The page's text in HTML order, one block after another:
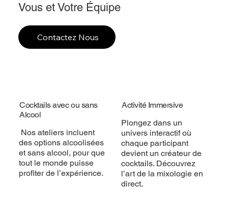
Vous et Votre Équipe
Contactez Nous
Cocktails avec ou sans
Alcool
Nos ateliers incluent
des options alcoolisées
et sans alcool, pour que
tout le monde puisse
profiter de l’expérience.
Activité Immersive
Plongez dans un
univers interactif où
chaque participant
devient un créateur de
cocktails. Découvrez
l’art de la mixologie en
direct.